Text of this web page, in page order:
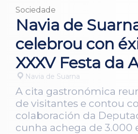
Sociedade
Navia de
celebrou con
XXXV Festa da
Navia de Suarna
A cita gastronómica
de visitantes e contou
colaboración da
cunha achega de 3.000